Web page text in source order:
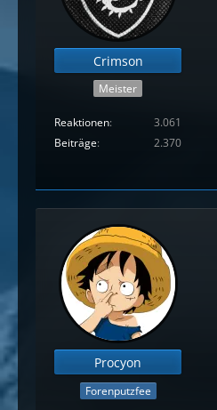
Crimson
Meister
Reaktionen
3.061
Beiträge
2.370
Procyon
Forenputzfee